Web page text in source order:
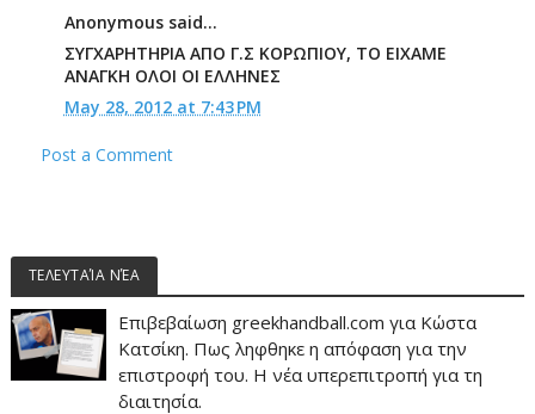
Anonymous said...
ΣΥΓΧΑΡΗΤΗΡΙΑ ΑΠΟ Γ.Σ ΚΟΡΩΠΙΟΥ, ΤΟ ΕΙΧΑΜΕ
ΑΝΑΓΚΗ ΟΛΟΙ ΟΙ ΕΛΛΗΝΕΣ
May 28, 2012 at 7:43 PM
Post a Comment
ΤΕΛΕΥΤΑΊΑ ΝΈΑ
Επιβεβαίωση greekhandball.com για Κώστα
Κατσίκη. Πως ληφθηκε η απόφαση για την
επιστροφή του. Η νέα υπερεπιτροπή για τη
διαιτησία.